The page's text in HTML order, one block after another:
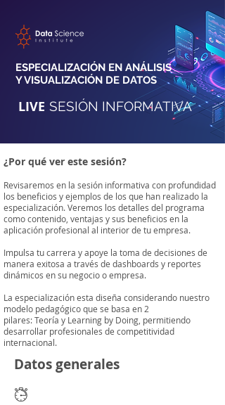
ESPECIALIZACIÓN EN ANÁLISIS
Y VISUALIZACIÓN DE DATOS
SESIÓN INFORMATIVA
LIVE
¿Por qué ver este sesión?
Revisaremos en la sesión informativa con profundidad
los beneficios y ejemplos de los que han realizado la
especialización. Veremos los detalles del programa
como contenido, ventajas y sus beneficios en la
aplicación profesional al interior de tu empresa.
Impulsa tu carrera y apoye la toma de decisiones de
manera exitosa a través de dashboards y reportes
dinámicos en su negocio o empresa.
​La especialización esta diseña considerando nuestro
modelo pedagógico que se basa en 2
pilares: Teoría y Learning by Doing, permitiendo
desarrollar profesionales de competitividad
internacional.
Datos generales